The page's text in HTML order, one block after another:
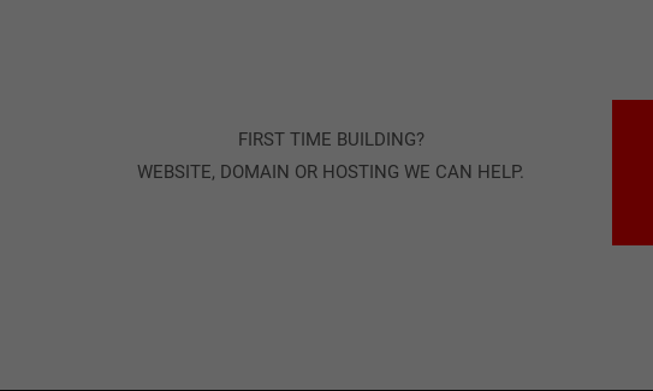
FIRST TIME BUILDING?
WEBSITE, DOMAIN OR HOSTING WE CAN HELP.